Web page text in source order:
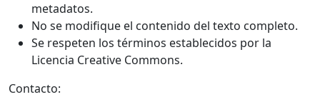
metadatos.
No se modifique el contenido del texto completo.
Se respeten los términos establecidos por la
Licencia Creative Commons.
Contacto: